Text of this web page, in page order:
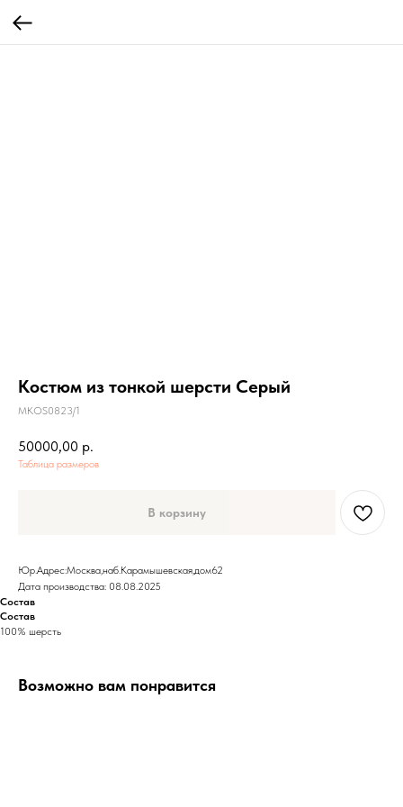
Костюм из тонкой шерсти Серый
MKOS0823/1
50000,00 р.
Таблица размеров
В корзину
Юр.Адрес:Москва,наб.Карамышевская,дом62
Дата производства: 08.08.2025
Состав
Состав
100% шерсть
Возможно вам понравится